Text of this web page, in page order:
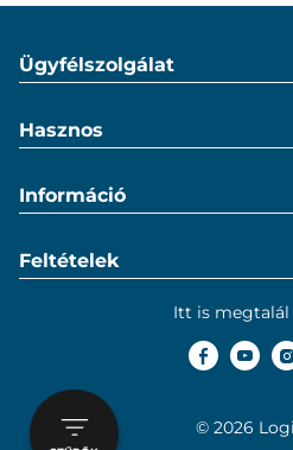
Ügyfélszolgálat
Hasznos
Információ
Feltételek
Itt is
© 2026